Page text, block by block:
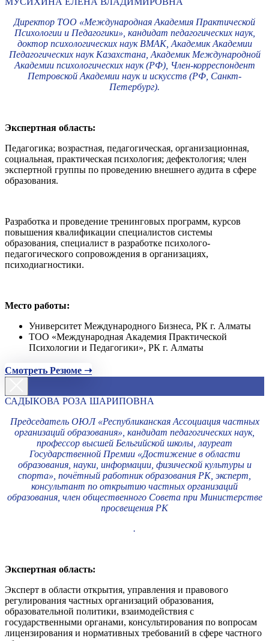
Директор ТОО «Международная Академия Практической
Психологии и Педагогики», кандидат педагогических наук,
доктор психологических наук ВМАК, Академик Академии
Педагогических наук Казахстана, Академик Международной
Академии психологических наук (РФ), Член-корреспондент
Петровской Академии наук и искусств (РФ, Санкт-
Петербург).
Экспертная область:
Педагогика; возрастная, педагогическая, организационная,
социальная, практическая психология; дефектология; член
экспертной группы по проведению внешнего аудита в сфере
образования.
Разработка и проведение тренинговых программ, курсов
повышения квалификации специалистов системы
образования, специалист в разработке психолого-
педагогического сопровождения в организациях,
психодиагностики.
Место работы:
Университет Международного Бизнеса, РК г. Алматы
ТОО «Международная Академия Практической
Психологии и Педагогики», РК г. Алматы
Смотреть Резюме ➝
САДЫКОВА РОЗА ШАРИПОВНА
Председатель ОЮЛ «Республиканская Ассоциация частных
организаций образования», кандидат педагогических наук,
профессор высшей Бельгийской школы, лауреат
Государственной Премии «Достижение в области
образования, науки, информации, физической культуры и
спорта», почётный работник образования РК, эксперт,
консультант по открытию частных организаций
образования, член общественного Совета при Министерстве
просвещения РК
.
Экспертная область:
Эксперт в области открытия, управления и правового
регулирования частных организаций образования,
образовательной политики, взаимодействия с
государственными органами, консультирования по вопросам
лицензирования и нормативных требований в сфере частного